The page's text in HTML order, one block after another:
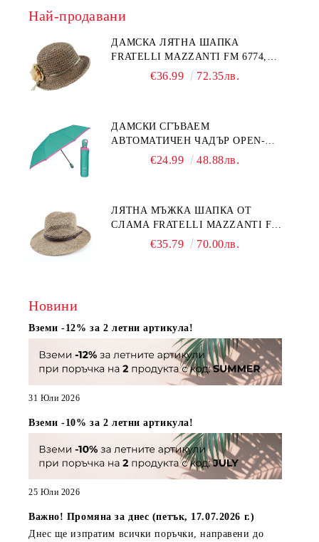
Най-продавани
ДАМСКА ЛЯТНА ШАПКА
FRATELLI MAZZANTI FM 6774,
НАТУРАЛЕН/ЖЪЛТО ЦВЕТЕ
€36.99 72.35лв.
ДАМСКИ СГЪВАЕМ
АВТОМАТИЧЕН ЧАДЪР OPEN-
CLOSE | PERLETTI TECHNOLOGY
€24.99 48.88лв.
ЛЯТНА МЪЖКА ШАПКА ОТ
СЛАМА FRATELLI MAZZANTI FM
7936, НАТУРАЛЕН
€35.79 70.00лв.
Новини
Вземи -12% за 2 летни артикула!
31 Юли 2026
Вземи -10% за 2 летни артикула!
25 Юли 2026
Важно! Промяна за днес (петък, 17.07.2026 г.)
Днес ще изпратим всички поръчки, направенидо